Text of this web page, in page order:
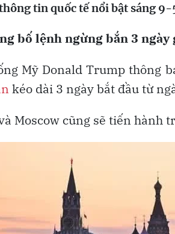
tin quốc tế nổi bật sáng 9-
bố lệnh ngừng bắn 3
Mỹ Donald Trump thông
kéo dài 3 ngày bắt đầu từ
Moscow cũng sẽ tiến hành